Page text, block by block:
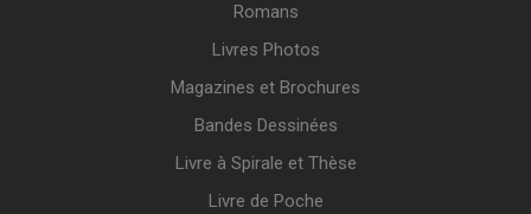
Romans
Livres Photos
Magazines et Brochures
Bandes Dessinées
Livre à Spirale et Thèse
Livre de Poche